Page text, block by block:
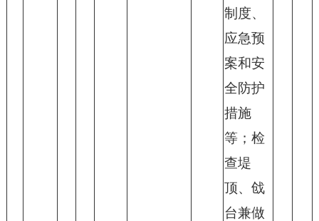
制度、
应急预
案和安
全防护
措施
等；检
查堤
顶、戗
台兼做